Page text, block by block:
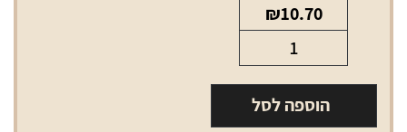
₪10.70
של
בירה
בלו
הוספה לסל